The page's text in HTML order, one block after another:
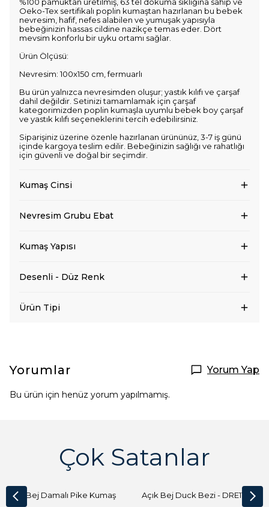
Oeko-Tex sertifikalı poplin kumaştan hazırlanan bu bebek
nevresim, hafif, nefes alabilen ve yumuşak yapısıyla
bebeğinizin hassas cildine nazikçe temas eder. Dört
mevsim konforlu bir uyku ortamı sağlar.
Ürün Ölçüsü:
Nevresim: 100x150 cm, fermuarlı
Bu ürün yalnızca nevresimden oluşur; yastık kılıfı ve çarşaf
dahil değildir. Setinizi tamamlamak için çarşaf
kategorimizden poplin kumaşla uyumlu bebek boy çarşaf
ve yastık kılıfı seçeneklerini tercih edebilirsiniz.
Siparişiniz üzerine özenle hazırlanan ürününüz, 3-7 iş günü
içinde kargoya teslim edilir. Bebeğinizin sağlığı ve rahatlığı
için güvenli ve doğal bir seçimdir.
Kumaş Cinsi
Nevresim Grubu Ebat
Kumaş Yapısı
Desenli - Düz Renk
Ürün Tipi
Yorumlar Yorum Yap
Bu ürün için henüz yorum yapılmamış.
Çok Satanlar
Açık Bej Damalı Pike Kumaş Açık Bej Duck Bezi - DRE1144 Kumaş Peçete